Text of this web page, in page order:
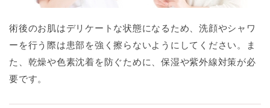
術後のお肌はデリケートな状態になるため、洗顔やシャワ
ーを行う際は患部を強く擦らないようにしてください。ま
た、乾燥や色素沈着を防ぐために、保湿や紫外線対策が必
要です。